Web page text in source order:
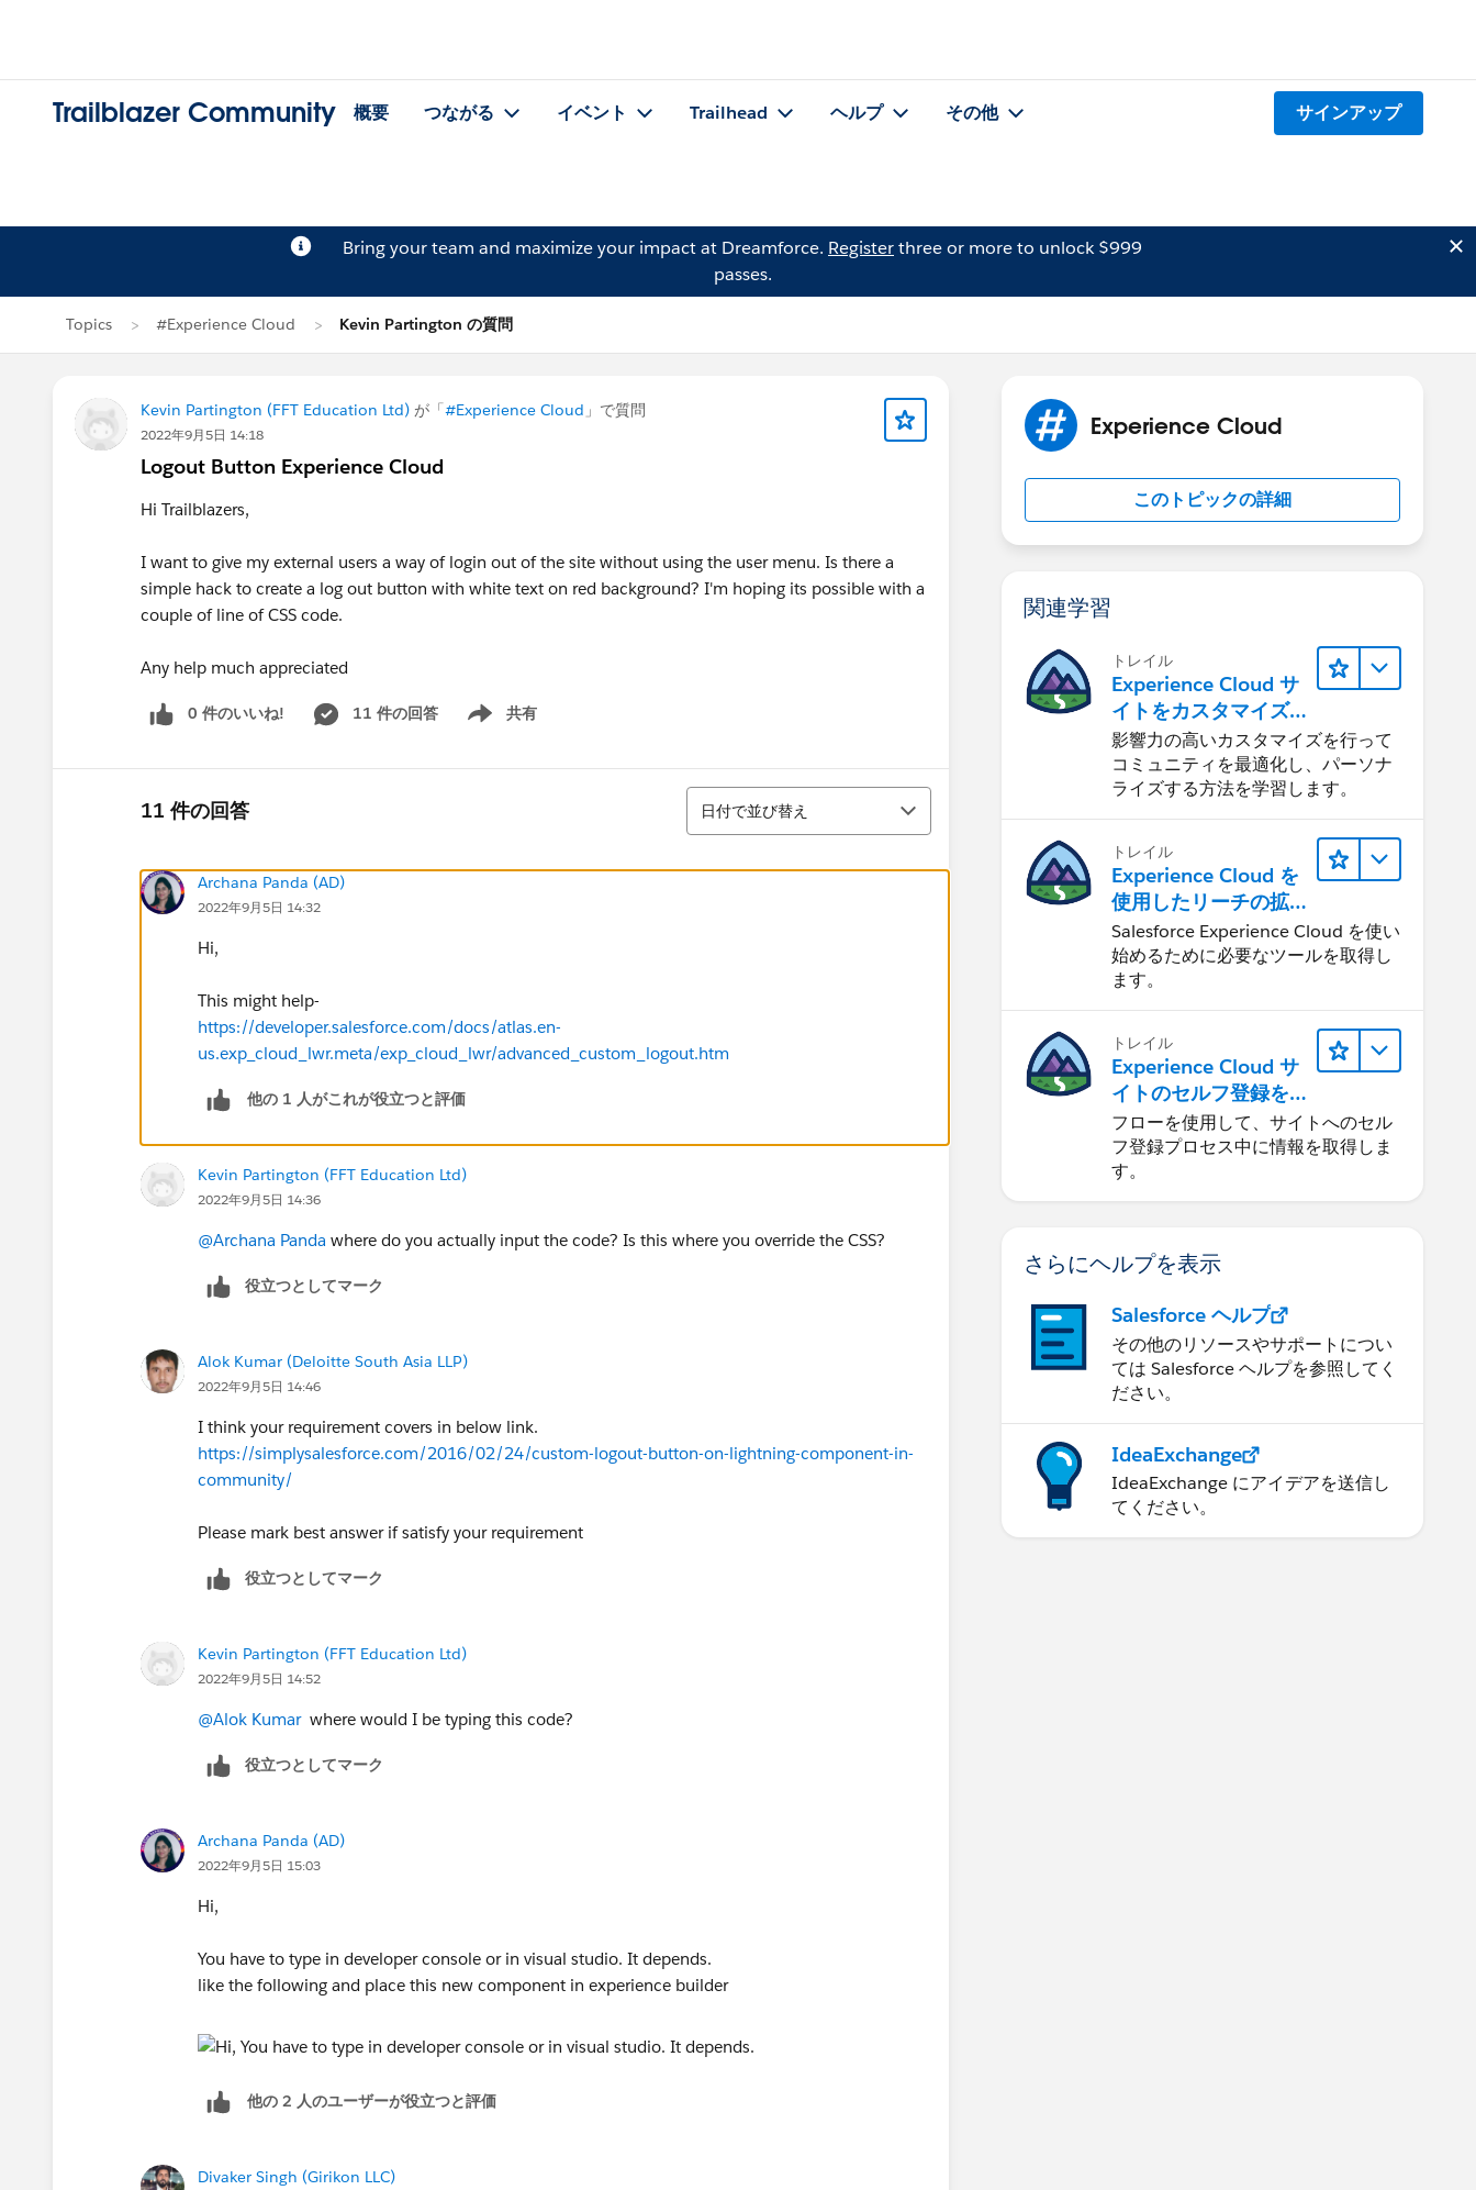
Trailblazer Community 概要 つながる イベント Trailhead ヘルプ その他 サインアップ
Bring your team and maximize your impact at Dreamforce. Registerthree or more to unlock $999
passes.
Topics #Experience Cloud Kevin Partington の質問
Kevin Partington (FFT Education Ltd) が「#Experience Cloud 」で質問
2022年9月5日 14:18
Logout Button Experience Cloud
Hi Trailblazers,
I want to give my external users a way of login out of the site without using the user menu. Is there a
simple hack to create a log out button with white text on red background? I'm hoping its possible with a
couple of line of CSS code.
Any help much appreciated
0 件のいいね! 11 件の回答 共有
Show menu
11 件の回答
並び替え
日付で並び替え
Archana Panda (AD)
2022年9月5日 14:32
Hi,
This might help-
https://developer.salesforce.com/docs/atlas.en-
us.exp_cloud_lwr.meta/exp_cloud_lwr/advanced_custom_logout.htm
他の 1 人がこれが役立つと評価
Kevin Partington (FFT Education Ltd)
2022年9月5日 14:36
@Archana Panda where do you actually input the code? Is this where you override the CSS?
役立つとしてマーク
Alok Kumar (Deloitte South Asia LLP)
2022年9月5日 14:46
I think your requirement covers in below link.
https://simplysalesforce.com/2016/02/24/custom-logout-button-on-lightning-component-in-
community/
Please mark best answer if satisfy your requirement
役立つとしてマーク
Kevin Partington (FFT Education Ltd)
2022年9月5日 14:52
@Alok Kumarwhere would I be typing this code?
役立つとしてマーク
Archana Panda (AD)
2022年9月5日 15:03
Hi,
You have to type in developer console or in visual studio. It depends.
like the following and place this new component in experience builder
他の 2 人のユーザーが役立つと評価
Divaker Singh (Girikon LLC)
Experience Cloud
このトピックの詳細
関連学習
トレイル
Experience Cloud サ
イトをカスタマイズ
する
影響力の高いカスタマイズを行って
コミュニティを最適化し、パーソナ
ライズする方法を学習します。
トレイル
Experience Cloud を
使用したリーチの拡
大
Salesforce Experience Cloud を使い
始めるために必要なツールを取得し
ます。
トレイル
Experience Cloud サ
イトのセルフ登録を
合理化する
フローを使用して、サイトへのセル
フ登録プロセス中に情報を取得しま
す。
さらにヘルプを表示
Salesforce ヘルプ
その他のリソースやサポートについ
ては Salesforce ヘルプを参照してく
ださい。
IdeaExchange
IdeaExchange にアイデアを送信し
てください。